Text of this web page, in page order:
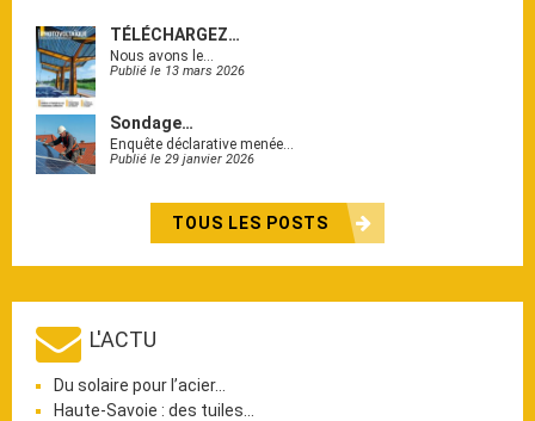
TÉLÉCHARGEZ…
Nous avons le…
Publié le 13 mars 2026
Sondage…
Enquête déclarative menée…
Publié le 29 janvier 2026
TOUS LES POSTS
L'ACTU
Du solaire pour l’acier…
Haute-Savoie : des tuiles…